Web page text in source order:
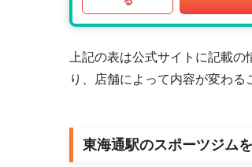
上記の表は公式サイトに記載
り、店舗によって内容が変わる
東海通駅のスポーツジム